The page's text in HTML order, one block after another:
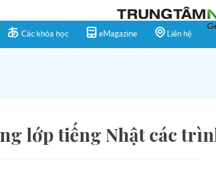
Các khóa học eMagazine Liên hệ
lớp tiếng Nhật các